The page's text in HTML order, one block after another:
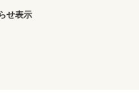
せ表示